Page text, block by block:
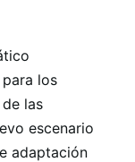
los
las
escenario
adaptación